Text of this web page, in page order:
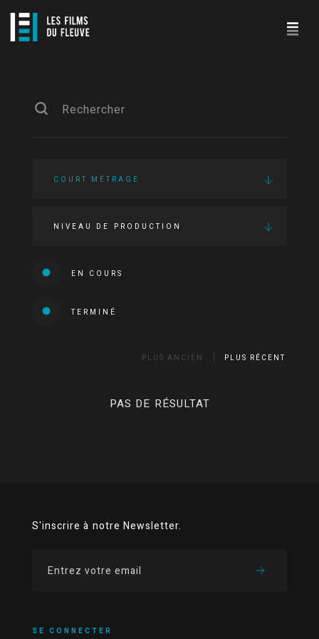
COURT MÉTRAGE
NIVEAU DE PRODUCTION
EN COURS
TERMINÉ
PLUS ANCIEN PLUS RÉCENT
PAS DE RÉSULTAT
S'inscrire à notre Newsletter.
SE CONNECTER